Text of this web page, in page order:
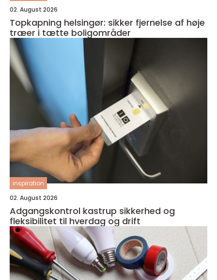
02. August 2026
Topkapning helsingør: sikker fjernelse af høje
træer i tætte boligområder
inspiration
02. August 2026
Adgangskontrol kastrup sikkerhed og
fleksibilitet til hverdag og drift